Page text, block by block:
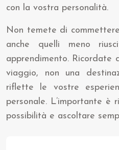
con la vostra personalità.
Non temete di
anche quelli meno
apprendimento. Ricordate
viaggio, non una
riflette le vostre
personale. L’importante è
possibilità e ascoltare